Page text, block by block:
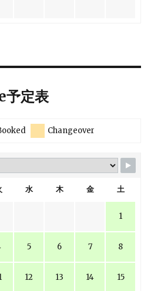
定表
Changeover
水 木 金 土
1
5 6 7 8
12 13 14 15